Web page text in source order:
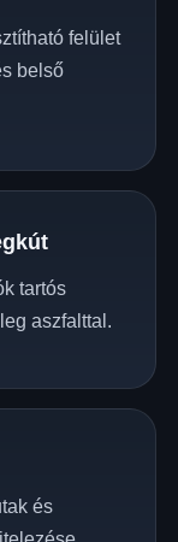
felület
belső
tartós
aszfalttal.
és